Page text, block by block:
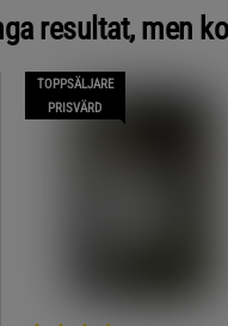
resultat, men
TOPPSÄLJARE
PRISVÄRD